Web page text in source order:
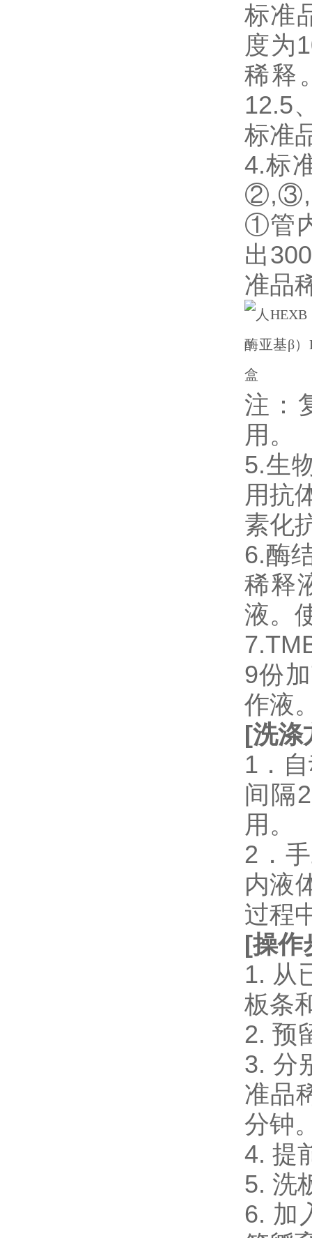
标准
度为
稀释
12.5
标准
4.标
①管
出
准品
注：
用。
5.生
用抗
素化
6.酶
稀释
液。
9份
作液
[洗涤
1．
间隔
用。
2．
内液
过程
[操作
1. 从
板条
2. 预
3. 分
准品
分钟
4. 提
5. 洗
6. 加